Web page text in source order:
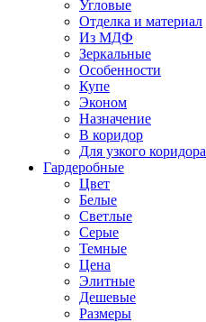
Угловые
Отделка и материал
Из МДФ
Зеркальные
Особенности
Купе
Эконом
Назначение
В коридор
Для узкого коридора
Гардеробные
Цвет
Белые
Светлые
Серые
Темные
Цена
Элитные
Дешевые
Размеры